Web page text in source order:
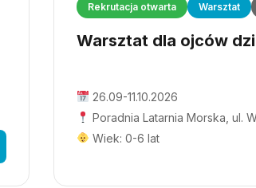
Rekrutacja otwarta Warsztat
Warsztat dla ojców
26.09-11.10.2026
Poradnia Latarnia Morska, ul.
Wiek: 0-6 lat